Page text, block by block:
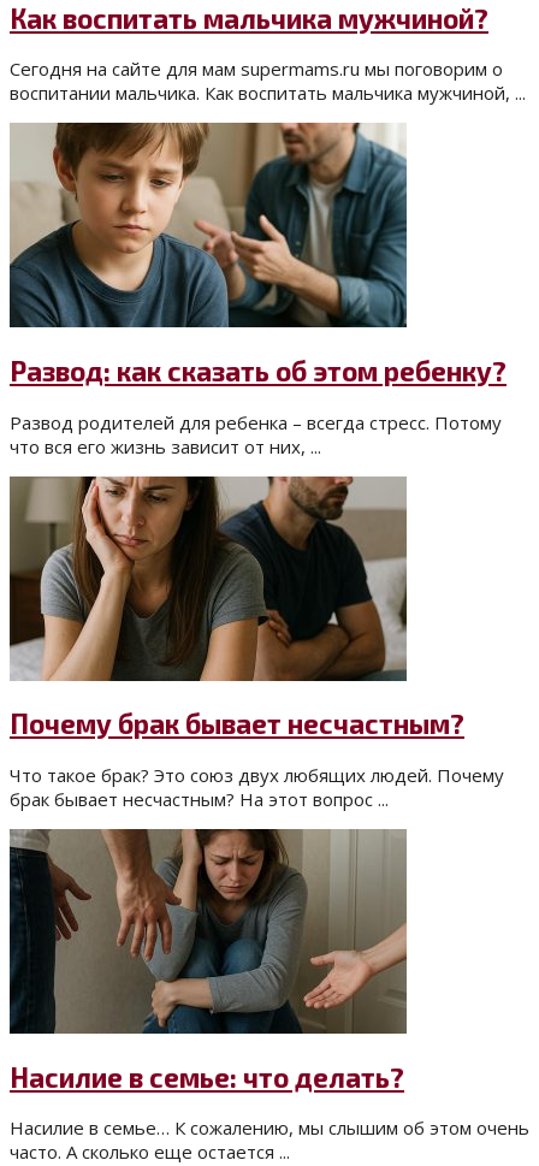
Как воспитать мальчика мужчиной?
Сегодня на сайте для мам supermams.ru мы поговорим о
воспитании мальчика. Как воспитать мальчика мужчиной, ...
Развод: как сказать об этом ребенку?
Развод родителей для ребенка – всегда стресс. Потому
что вся его жизнь зависит от них, ...
Почему брак бывает несчастным?
Что такое брак? Это союз двух любящих людей. Почему
брак бывает несчастным? На этот вопрос ...
Насилие в семье: что делать?
Насилие в семье… К сожалению, мы слышим об этом очень
часто. А сколько еще остается ...